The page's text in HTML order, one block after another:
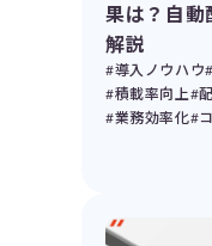
果は？自動
解説
#導入ノウハウ
#積載率向上#
#業務効率化#